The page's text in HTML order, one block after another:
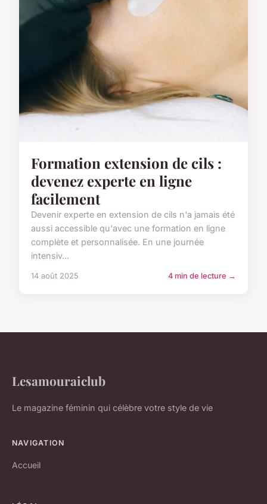
Formation extension de cils :
devenez experte en ligne
facilement
Devenir experte en extension de cils n'a jamais été
aussi accessible qu'avec une formation en ligne
complète et personnalisée. En une journée
intensiv...
14 août 2025 4 min de lecture →
Lesamouraiclub
Le magazine féminin qui célèbre votre style de vie
NAVIGATION
Accueil